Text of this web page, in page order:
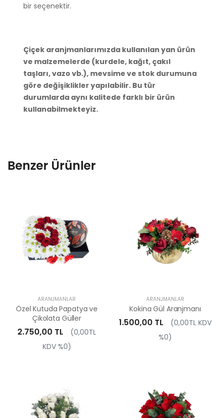
bir seçenektir.
Çiçek aranjmanlarımızda kullanılan yan ürün
ve malzemelerde (kurdele, kağıt, çakıl
taşları, vazo vb.), mevsime ve stok durumuna
göre değişiklikler yapılabilir. Bu tür
durumlarda aynı kalitede farklı bir ürün
kullanabilmekteyiz.
Benzer Ürünler
ARANJMANLAR
Özel Kutuda Papatya ve
Çikolata Güller
2.750,00 TL
(0,00TL
KDV %0)
ARANJMANLAR
Kokina Gül Aranjmanı
1.500,00 TL
(0,00TL KDV
%0)